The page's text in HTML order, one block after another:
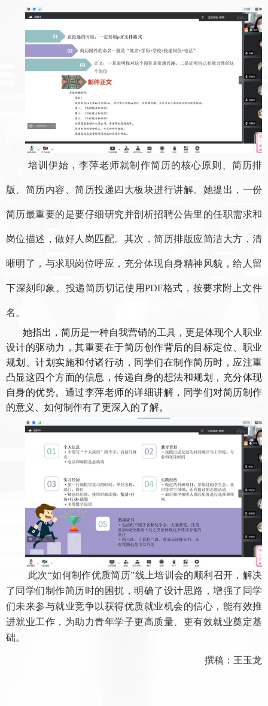
培训伊始，李萍老师就制作简历的核心原则、简历排
版、简历内容、简历投递四大板块进行讲解。她提出，一份
简历最重要的是要仔细研究并剖析招聘公告里的任职需求和
岗位描述，做好人岗匹配。其次，简历排版应简洁大方，清
晰明了，与求职岗位呼应，充分体现自身精神风貌，给人留
下深刻印象。投递简历切记使用PDF格式，按要求附上文件
名 。
她指出，简历是一种自我营销的工具，更是体现个人职业
设计的驱动力，其重要在于简历创作背后的目标定位、职业
规划、计划实施和付诸行动，同学们在制作简历时，应注重
凸显这四个方面的信息，传递自身的想法和规划，充分体现
自身的优势。通过李萍老师的详细讲解，同学们对简历制作
的意义、如何制作有了更深入的了解。
此次“如何制作优质简历”线上培训会的顺利召开，解决
了同学们制作简历时的困扰，明确了设计思路，增强了同学
们未来参与就业竞争以获得优质就业机会的信心，能有效推
进就业工作，为助力青年学子更高质量、更有效就业奠定基
础。
撰稿 ：王玉龙